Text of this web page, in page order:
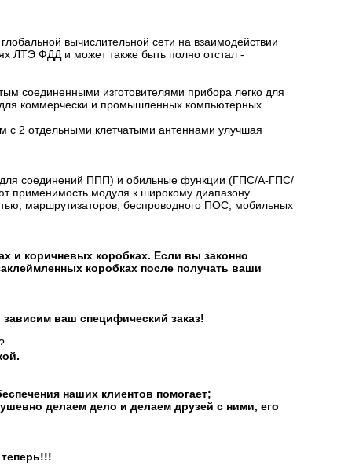
вычислительной сети на взаимодействии
ЛТЭ ФДД и может также быть полно отстал -
соединенными изготовителями прибора легко для
для коммерчески и промышленных компьютерных
с 2 отдельными клетчатыми антеннами улучшая
соединений ППП) и обильные функции (ГПС/А-ГПС/
модуля к широкому диапазону
маршрутизаторов, беспроводного ПОС, мобильных
и коричневых коробках. Если вы законно
коробках после получать ваши
ваш специфический заказ!
наших клиентов помогает;
делаем дело и делаем друзей с ними, его